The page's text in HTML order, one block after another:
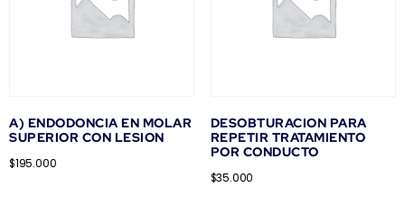
A) ENDODONCIA EN MOLAR
SUPERIOR CON LESION
$195.000
DESOBTURACION PARA
REPETIR TRATAMIENTO
POR CONDUCTO
$35.000